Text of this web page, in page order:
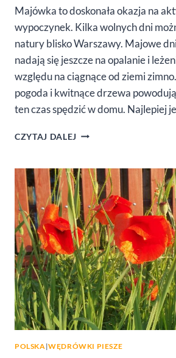
Majówka to doskonała okazja na
wypoczynek. Kilka wolnych dni
natury blisko Warszawy. Majowe
nadają się jeszcze na opalanie i
względu na ciągnące od ziemi
pogoda i kwitnące drzewa
ten czas spędzić w domu. Najlepiej
CZYTAJ DALEJ MAJÓWKA
BLISKO
WARSZAWY
POLSKA|WĘDRÓWKI PIESZE